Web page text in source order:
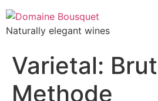
Naturally elegant wines
Varietal:
Methode